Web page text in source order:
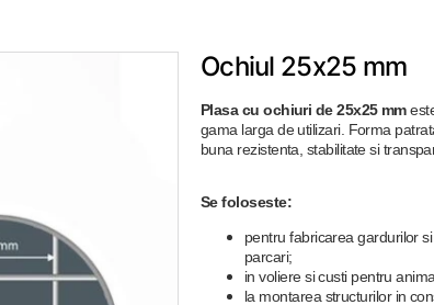
Ochiul 25х25 mm
Plasa cu ochiuri de 25x25 mm
gama larga de utilizari. Forma
buna rezistenta, stabilitate si
Se foloseste:
pentru fabricarea gardurilor
parcari;
in voliere si custi pentru
la montarea structurilor in